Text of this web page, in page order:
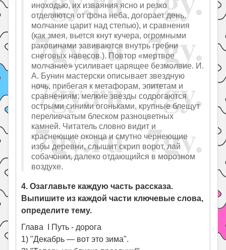
иноходью, их изваяния ясно и резко
отделяются от фона неба, догорает день,
молчание царит над степью), и сравнения
(как змея, вьется кнут кучера, огромными
раковинами завиваются внутрь гребни
снеговых навесов.). Повтор «мертвое
молчание» усиливает царящее безмолвие. И.
А. Бунин мастерски описывает звездную
ночь, прибегая к метафорам, эпитетам и
сравнениям: мелкие звезды содрогаются
острыми синими огоньками, крупные блещут
переливчатым блеском разноцветных
камней. Читатель словно видит и
краснеющие оконца и смутно чернеющие
избы деревни, слышит скрип ворот, лай
собачонки, далеко отдающийся в морозном
воздухе.
4. Озаглавьте каждую часть рассказа.
Выпишите из каждой части ключевые слова,
определите тему.
Глава I Путь - дорога
1) "Декабрь — вот это зима".